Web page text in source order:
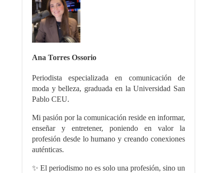
Ana Torres Ossorio
Periodista especializada en comunicación de
moda y belleza, graduada en la Universidad San
Pablo CEU.
Mi pasión por la comunicación reside en informar,
enseñar y entretener, poniendo en valor la
profesión desde lo humano y creando conexiones
auténticas.
✨ El periodismo no es solo una profesión, sino un